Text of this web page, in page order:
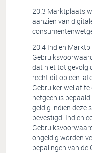
Marktplaats
aanzien van
Indien
dat niet tot gevolg
recht dit op een
Gebruiker wel af
hetgeen is
geldig indien deze
bevestigd. Indien
ongeldig worden
bepalingen van